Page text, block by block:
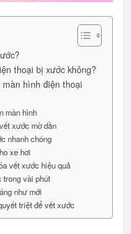
thoại bị xước không?
hình điện thoại
màn hình
xước mờ dần
nhanh chóng
xe hơi
vết xước hiệu quả
trong vài phút
như mới
triệt để vết xước